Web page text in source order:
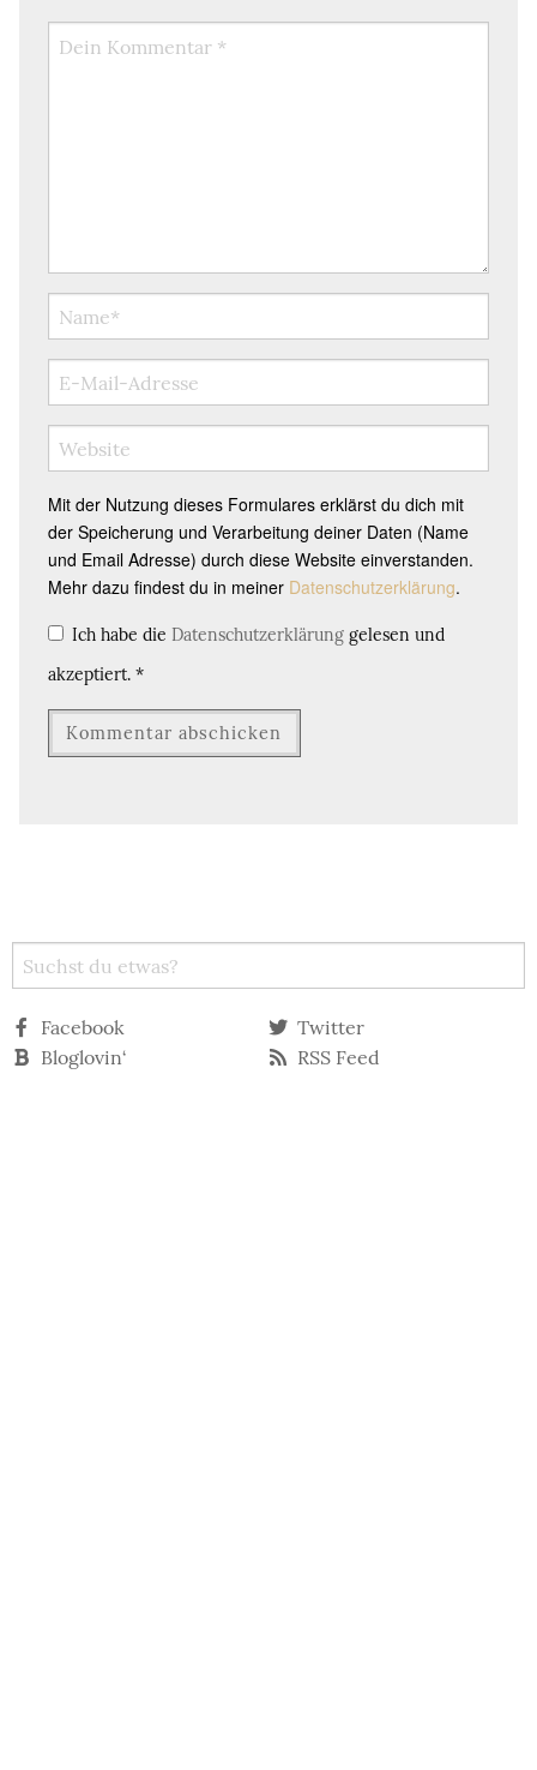
Mit der Nutzung dieses Formulares erklärst du dich mit
der Speicherung und Verarbeitung deiner Daten (Name
und Email Adresse) durch diese Website einverstanden.
Mehr dazu findest du in meiner Datenschutzerklärung.
Ich habe die Datenschutzerklärung gelesen und
akzeptiert. *
Facebook
Twitter
Bloglovin‘
RSS Feed